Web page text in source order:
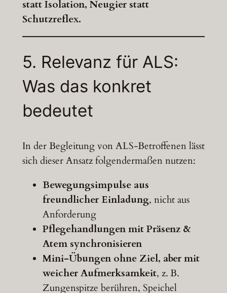
statt Isolation, Neugier statt
Schutzreflex.
5. Relevanz für ALS:
Was das konkret
bedeutet
In der Begleitung von ALS-Betroffenen lässt
sich dieser Ansatz folgendermaßen nutzen:
Bewegungsimpulse aus
freundlicher Einladung, nicht aus
Anforderung
Pflegehandlungen mit Präsenz &
Atem synchronisieren
Mini-Übungen ohne Ziel, aber mit
weicher Aufmerksamkeit, z. B.
Zungenspitze berühren, Speichel